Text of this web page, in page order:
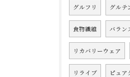
グルフリ グルテ
食物繊維 バラン
リカバリーウェア
リライブ ピュア